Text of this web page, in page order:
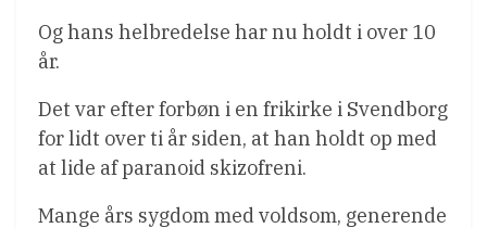
Og hans helbredelse har nu holdt i over 10
år.
Det var efter forbøn i en frikirke i Svendborg
for lidt over ti år siden, at han holdt op med
at lide af paranoid skizofreni.
Mange års sygdom med voldsom, generende